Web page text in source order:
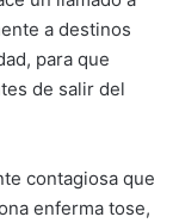
a destinos
para que
de salir del
contagiosa que
enferma tose,